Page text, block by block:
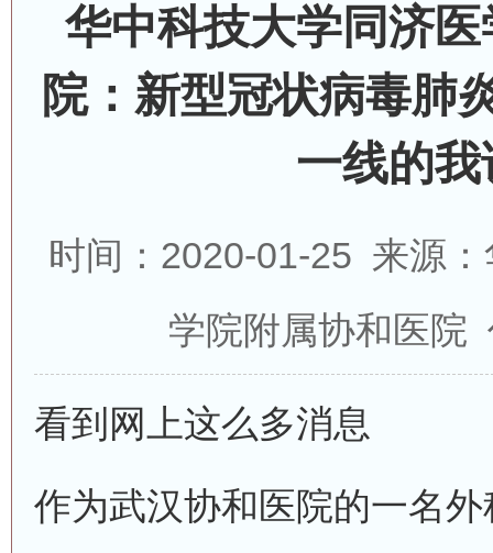
华中科技大学同济
院：新型冠状病毒肺
一线的我
时间：2020-01-25 来源
学院附属协和医院
看到网上这么多消息
作为武汉协和医院的一名